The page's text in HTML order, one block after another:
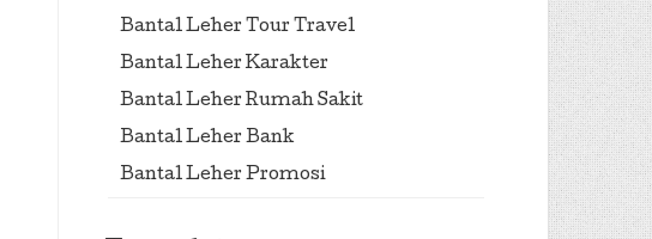
Bantal Leher Tour Travel
Bantal Leher Karakter
Bantal Leher Rumah Sakit
Bantal Leher Bank
Bantal Leher Promosi